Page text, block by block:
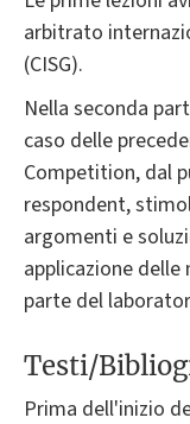
arbitrato
(CISG).
Nella seconda
caso delle
Competition, dal
respondent,
argomenti e
applicazione
parte del
Testi/
Prima dell'inizio